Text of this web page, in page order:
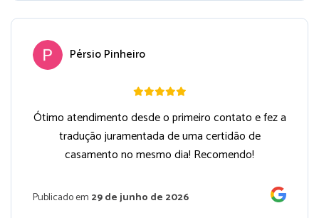
Pérsio Pinheiro
Ótimo atendimento desde o primeiro contato e fez a
tradução juramentada de uma certidão de
casamento no mesmo dia! Recomendo!
Publicado em 29 de junho de 2026